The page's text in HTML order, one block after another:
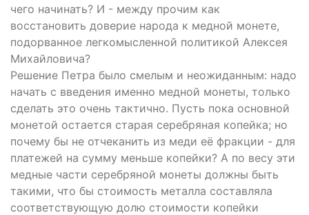
чего начинать? И - между прочим как
восстановить доверие народа к медной монете,
подорванное легкомысленной политикой Алексея
Михайловича?
Решение Петра было смелым и неожиданным: надо
начать с введения именно медной монеты, только
сделать это очень тактично. Пусть пока основной
монетой остается старая серебряная копейка; но
почему бы не отчеканить из меди её фракции - для
платежей на сумму меньше копейки? А по весу эти
медные части серебряной монеты должны быть
такими, что бы стоимость металла составляла
соответствующую долю стоимости копейки